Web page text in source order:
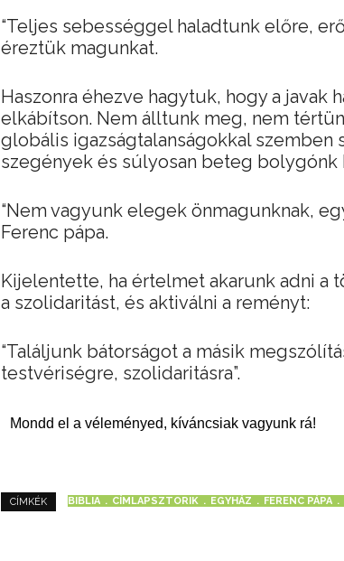
“Teljes sebességgel haladtunk előre,
éreztük magunkat.
Haszonra éhezve hagytuk, hogy a javak
elkábítson. Nem álltunk meg, nem
globális igazságtalanságokkal szemben
szegények és súlyosan beteg bolygónk
“Nem vagyunk elegek önmagunknak,
Ferenc pápa.
Kijelentette, ha értelmet akarunk adni a
a szolidaritást, és aktiválni a reményt:
“Találjunk bátorságot a másik
testvériségre, szolidaritásra”.
Mondd el a véleményed, kíváncsiak vagyunk rá!
CÍMKÉK BIBLIA CÍMLAPSZTORIK EGYHÁZ FERENC PÁPA